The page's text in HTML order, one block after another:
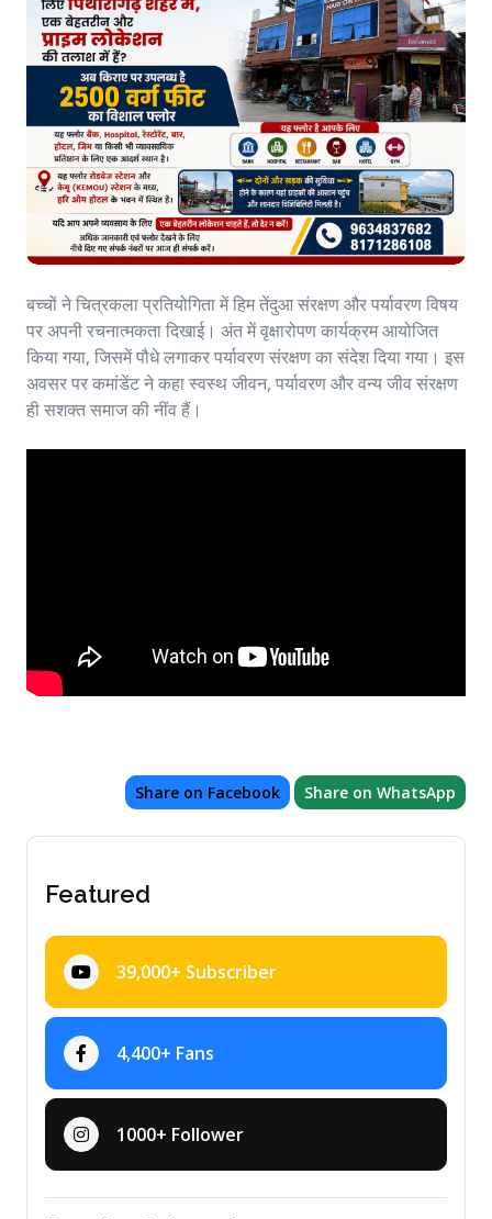
बच्चों ने चित्रकला प्रतियोगिता में हिम तेंदुआ संरक्षण और पर्यावरण विषय
पर अपनी रचनात्मकता दिखाई। अंत में वृक्षारोपण कार्यक्रम आयोजित
किया गया, जिसमें पौधे लगाकर पर्यावरण संरक्षण का संदेश दिया गया। इस
अवसर पर कमांडेंट ने कहा स्वस्थ जीवन, पर्यावरण और वन्य जीव संरक्षण
ही सशक्त समाज की नींव हैं।
Share on Facebook Share on WhatsApp
Featured
39,000+ Subscriber
4,400+ Fans
1000+ Follower